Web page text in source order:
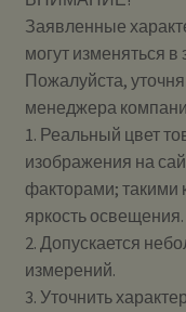
Заявленные
могут изменяться
Пожалуйста,
менеджера
1. Реальный цвет
изображения на
факторами; такими
яркость освещения.
2. Допускается
измерений.
3. Уточнить